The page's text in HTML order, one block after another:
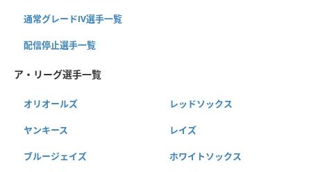
通常グレードⅣ選手一覧
配信停止選手一覧
ア・リーグ選手一覧
オリオールズ レッドソックス
ヤンキース レイズ
ブルージェイズ ホワイトソックス